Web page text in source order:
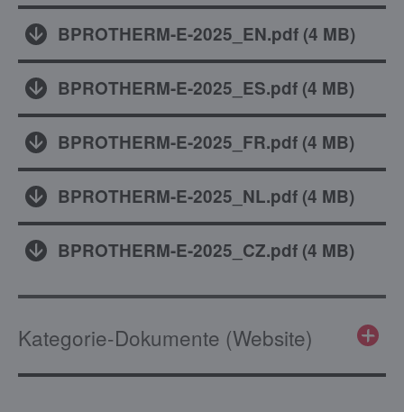
BPROTHERM-E-2025_EN.pdf (4 MB)
BPROTHERM-E-2025_ES.pdf (4 MB)
BPROTHERM-E-2025_FR.pdf (4 MB)
BPROTHERM-E-2025_NL.pdf (4 MB)
BPROTHERM-E-2025_CZ.pdf (4 MB)
Kategorie-Dokumente (Website)